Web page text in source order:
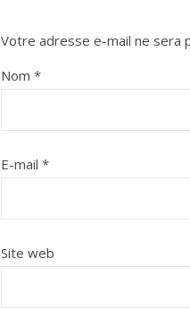
Votre adresse e-mail ne sera
Nom *
E-mail *
Site web